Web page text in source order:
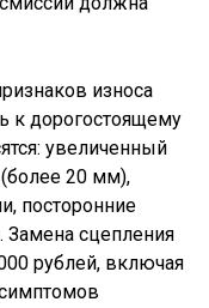
износа
к дорогостоящему
увеличенный
20 мм),
посторонние
сцепления
рублей, включая